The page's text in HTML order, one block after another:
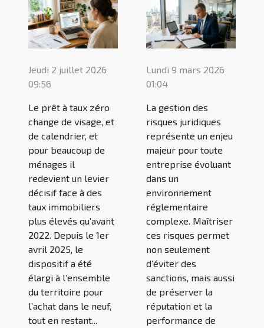
Jeudi 2 juillet 2026
09:56
Le prêt à taux zéro
change de visage, et
de calendrier, et
pour beaucoup de
ménages il
redevient un levier
décisif face à des
taux immobiliers
plus élevés qu’avant
2022. Depuis le 1er
avril 2025, le
dispositif a été
élargi à l’ensemble
du territoire pour
l’achat dans le neuf,
tout en restant...
Lundi 9 mars 2026
01:04
La gestion des
risques juridiques
représente un enjeu
majeur pour toute
entreprise évoluant
dans un
environnement
réglementaire
complexe. Maîtriser
ces risques permet
non seulement
d’éviter des
sanctions, mais aussi
de préserver la
réputation et la
performance de